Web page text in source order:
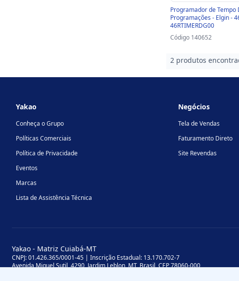
Programador de Tempo
Programações - Elgin -
46RTIMERDG00
Código 140652
2 produtos
Yakao
Conheça o Grupo
Políticas Comerciais
Política de Privacidade
Eventos
Marcas
Lista de Assistência Técnica
Negócios
Tela de Vendas
Faturamento Direto
Site Revendas
Yakao - Matriz Cuiabá-MT
CNPJ: 01.426.365/0001-45 | Inscrição Estadual: 13.170.702-7
Avenida Miguel Sutil, 4290, Jardim Leblon, MT, Brasil, CEP 78060-000